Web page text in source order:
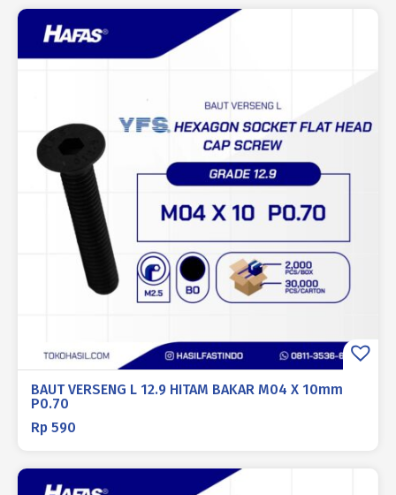
BAUT VERSENG L 12.9 HITAM BAKAR M04 X 10mm
P0.70
Rp 590